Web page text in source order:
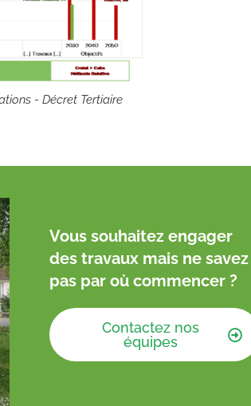
- Décret Tertiaire
Vous souhaitez engager
des travaux mais ne savez
pas par où commencer ?
Contactez nos
équipes